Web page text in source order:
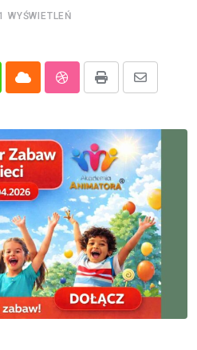
WYŚWIETLEŃ
Cloud StumbleUpon
Print
Share
Email